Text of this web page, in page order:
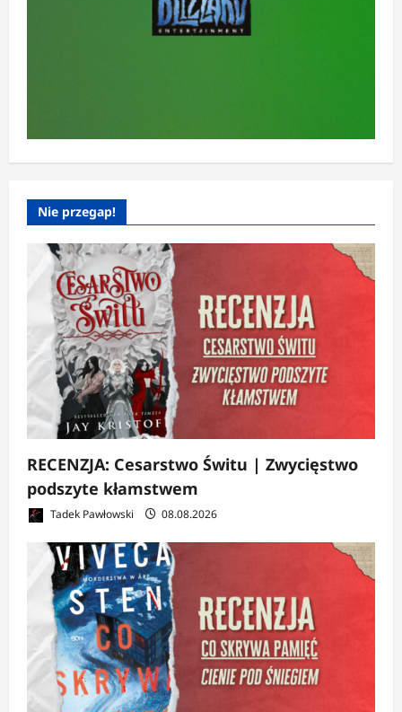
Nie przegap!
RECENZJA: Cesarstwo Świtu | Zwycięstwo
podszyte kłamstwem
Tadek Pawłowski 08.08.2026